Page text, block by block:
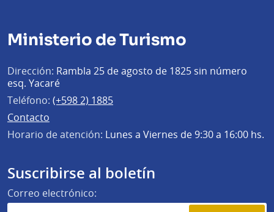
Ministerio de Turismo
Dirección: Rambla 25 de agosto de 1825 sin número
esq. Yacaré
Teléfono: (+598 2) 1885
Contacto
Horario de atención: Lunes a Viernes de 9:30 a 16:00 hs.
Suscribirse al boletín
Correo electrónico: